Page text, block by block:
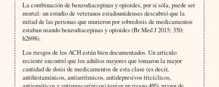
La combinación de benzodiacepinas y opioides, por si sóla, puede ser
mortal: un estudio de veteranos estadounidenses descubrió que la
mitad de las personas que murieron por sobredosis de medicamentos
estaban usando benzodiacepinas y opioides (Br Med J 2015; 350:
h2698).
Los riesgos de los ACH están bien documentados. Un artículo
reciente encontró que los adultos mayores que tomaron la mayor
cantidad de dosis de medicamentos de esta clase (es decir,
antihistamínicos, antiarrítmicos, antidepresivos tricíclicos,